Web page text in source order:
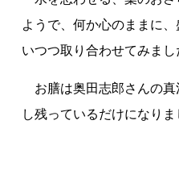
ようで、何か心のままに
いつつ取り合わせてみまし
お膳は奥田志郎さんの真
し残っているだけになりま